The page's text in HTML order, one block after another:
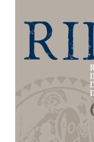
Panier WooCommerce